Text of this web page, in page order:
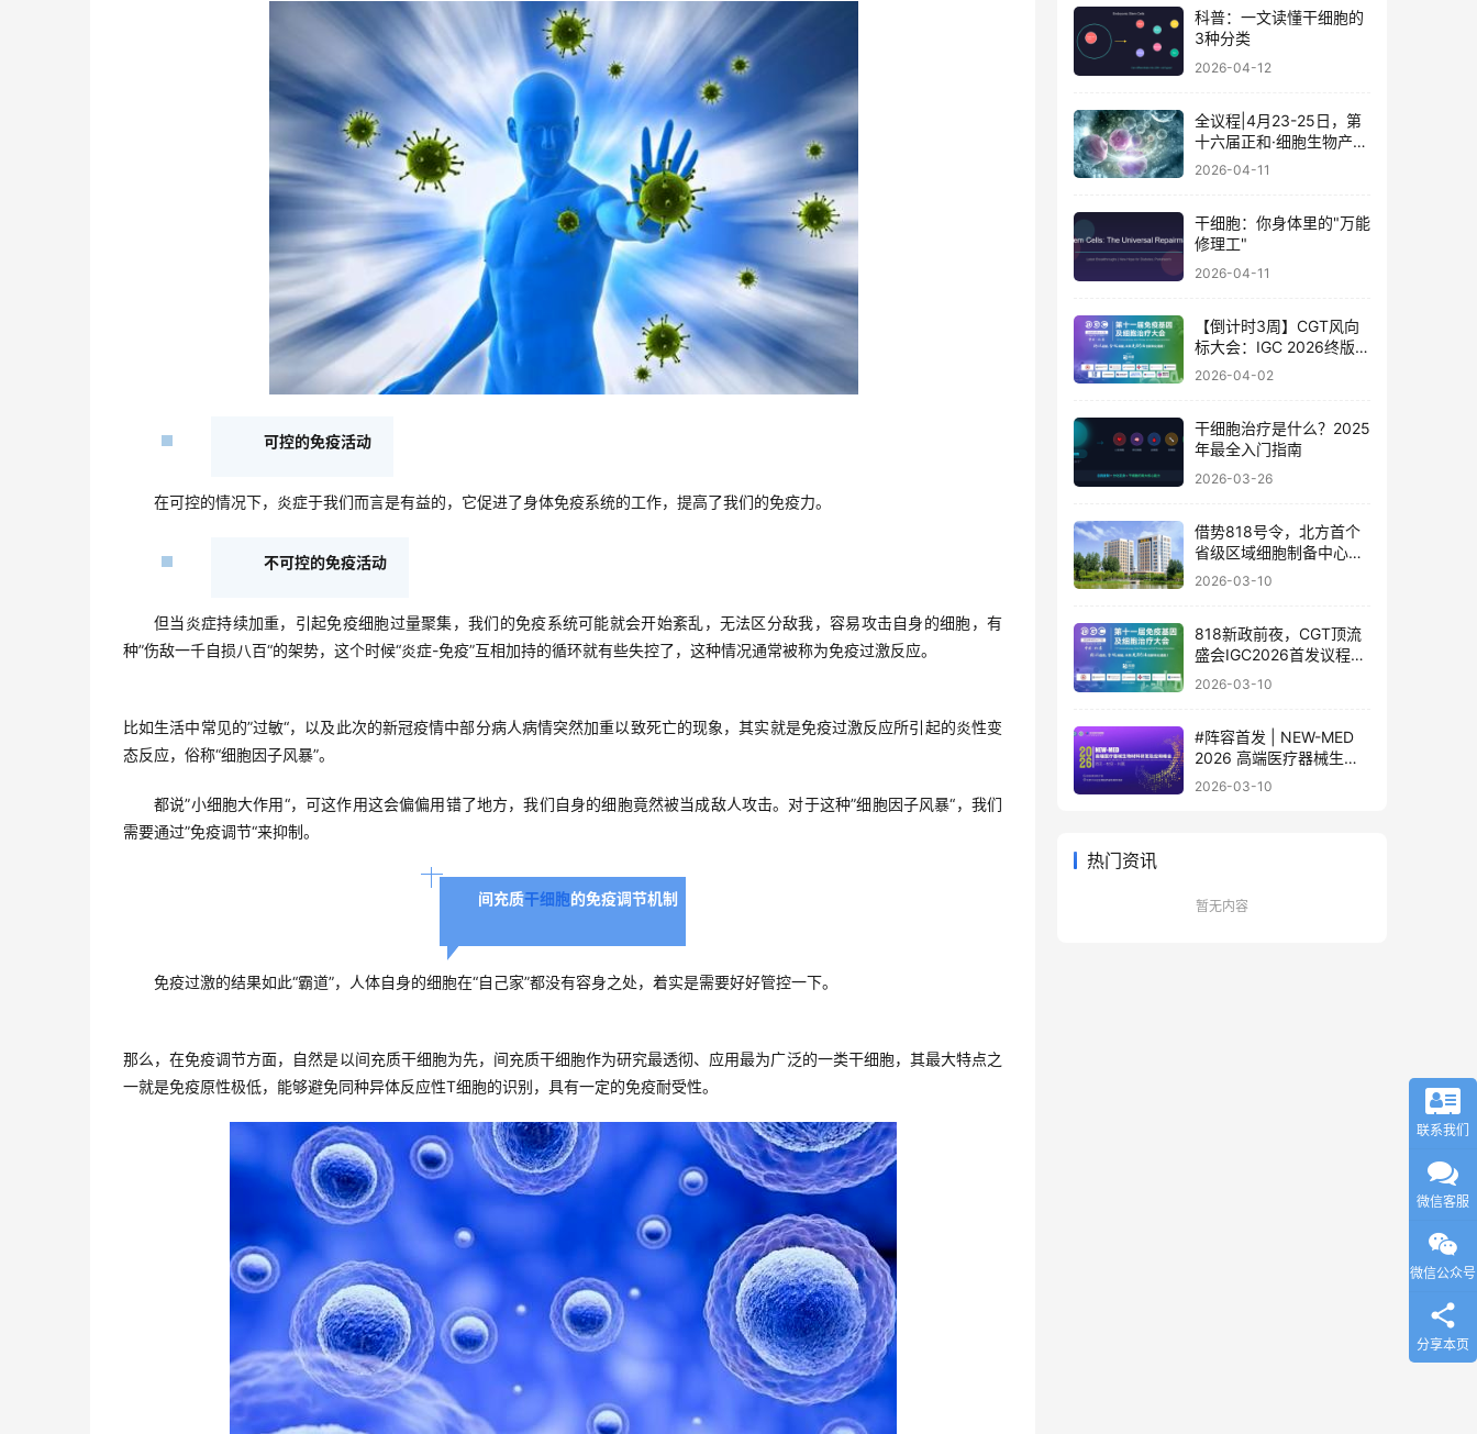
可控的免疫活动
在可控的情况下，炎症于我们而言是有益的，它促进了身体免疫系统的工作，提高了我们的免疫力。
不可控的免疫活动
但当炎症持续加重，引起免疫细胞过量聚集，我们的免疫系统可能就会开始紊乱，无法区分敌我，容易攻击自身的细胞，有
种”伤敌一千自损八百“的架势，这个时候“炎症-免疫”互相加持的循环就有些失控了，这种情况通常被称为免疫过激反应。
比如生活中常见的”过敏“，以及此次的新冠疫情中部分病人病情突然加重以致死亡的现象，其实就是免疫过激反应所引起的炎性变
态反应，俗称“细胞因子风暴”。
都说”小细胞大作用“，可这作用这会偏偏用错了地方，我们自身的细胞竟然被当成敌人攻击。对于这种”细胞因子风暴“，我们
需要通过”免疫调节“来抑制。
间充质干细胞的免疫调节机制
免疫过激的结果如此“霸道”，人体自身的细胞在“自己家”都没有容身之处，着实是需要好好管控一下。
那么，在免疫调节方面，自然是以间充质干细胞为先，间充质干细胞作为研究最透彻、应用最为广泛的一类干细胞，其最大特点之
一就是免疫原性极低，能够避免同种异体反应性T细胞的识别，具有一定的免疫耐受性。
科普：一文读懂干细胞的
3种分类
2026-04-12
全议程|4月23-25日，第
十六届正和·细胞生物产业
大会暨细胞治疗与再生医
2026-04-11
干细胞：你身体里的"万能
修理工"
2026-04-11
【倒计时3周】CGT风向
标大会：IGC 2026终版议
程公布！合规与创新如何
2026-04-02
干细胞治疗是什么？2025
年最全入门指南
2026-03-26
借势818号令，北方首个
省级区域细胞制备中心落
地
2026-03-10
818新政前夜，CGT顶流
盛会IGC2026首发议程公
布！体内细胞/基因治疗/
决策者4月齐聚北京
2026-03-10
#阵容首发 | NEW-MED
2026 高端医疗器械生物
材料研发及应用峰会 北京
2026-03-10
热门资讯
暂无内容
联系我们
微信客服
微信公众号
分享本页